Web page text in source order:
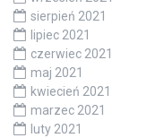
sierpień 2021
lipiec 2021
czerwiec 2021
maj 2021
kwiecień 2021
marzec 2021
luty 2021